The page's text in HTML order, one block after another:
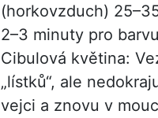
(horkovzduch)
2–3 minuty pro
Cibulová květina:
„lístků“, ale
vejci a znovu v